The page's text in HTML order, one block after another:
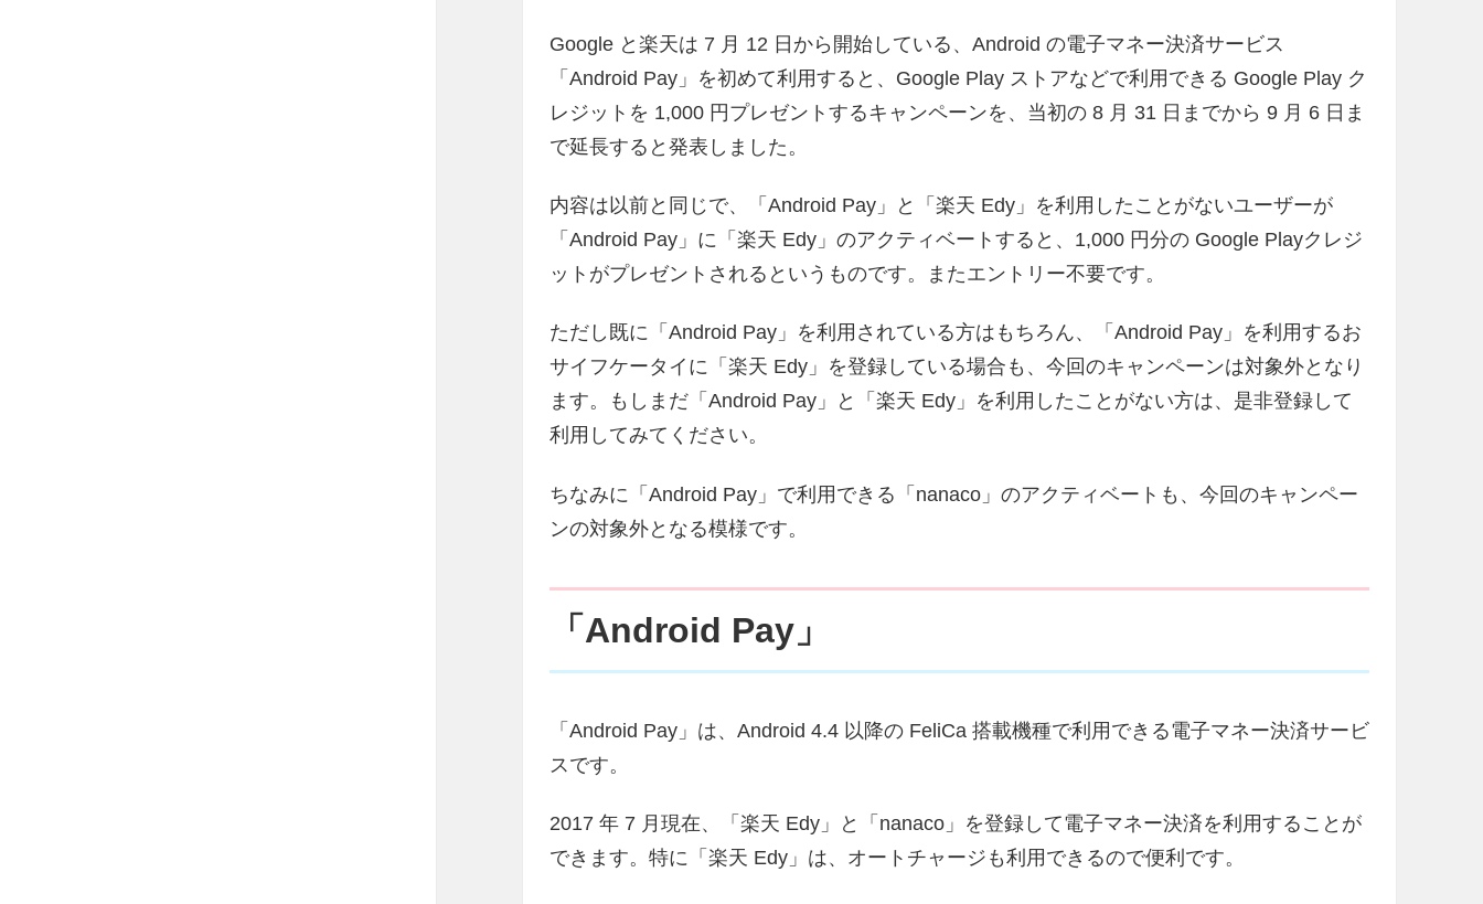
Google と楽天は 7 月 12 日から開始している、Android の電子マネー決済サービス
「Android Pay」を初めて利用すると、Google Play ストアなどで利用できる Google Play ク
レジットを 1,000 円プレゼントするキャンペーンを、当初の 8 月 31 日までから 9 月 6 日ま
で延長すると発表しました。
内容は以前と同じで、「Android Pay」と「楽天 Edy」を利用したことがないユーザーが
「Android Pay」に「楽天 Edy」のアクティベートすると、1,000 円分の Google Playクレジ
ットがプレゼントされるというものです。またエントリー不要です。
ただし既に「Android Pay」を利用されている方はもちろん、「Android Pay」を利用するお
サイフケータイに「楽天 Edy」を登録している場合も、今回のキャンペーンは対象外となり
ます。もしまだ「Android Pay」と「楽天 Edy」を利用したことがない方は、是非登録して
利用してみてください。
ちなみに「Android Pay」で利用できる「nanaco」のアクティベートも、今回のキャンペー
ンの対象外となる模様です。
「Android Pay」
「Android Pay」は、Android 4.4 以降の FeliCa 搭載機種で利用できる電子マネー決済サービ
スです。
2017 年 7 月現在、「楽天 Edy」と「nanaco」を登録して電子マネー決済を利用することが
できます。特に「楽天 Edy」は、オートチャージも利用できるので便利です。